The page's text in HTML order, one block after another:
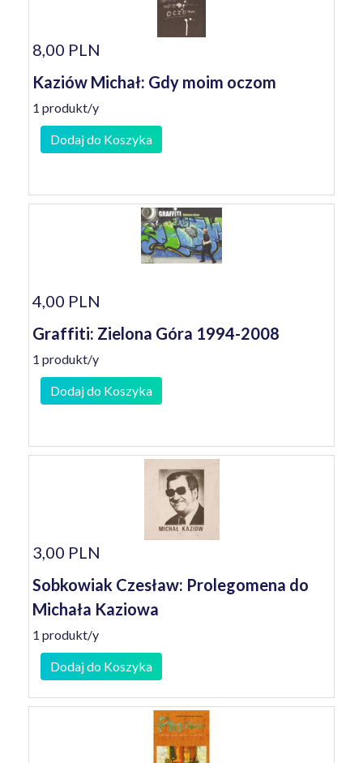
8,00 PLN
Kaziów Michał: Gdy moim oczom
1 produkt/y
Dodaj do Koszyka
4,00 PLN
Graffiti: Zielona Góra 1994-2008
1 produkt/y
Dodaj do Koszyka
3,00 PLN
Sobkowiak Czesław: Prolegomena do
Michała Kaziowa
1 produkt/y
Dodaj do Koszyka